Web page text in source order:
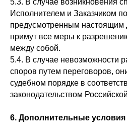
5.3. В случае возникновения
Исполнителем и Заказчиком
предусмотренным настоящим
примут все меры к
между собой.
5.4. В случае невозможности
споров путем переговоров,
судебном порядке в
законодательством
6. Дополнительные условия